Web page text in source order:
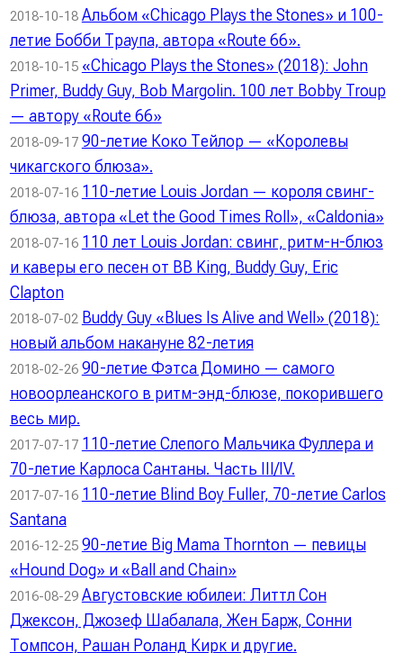
2018-10-18 Альбом «Chicago Plays the Stones» и 100-
летие Бобби Траупа, автора «Route 66».
2018-10-15 «Chicago Plays the Stones» (2018): John
Primer, Buddy Guy, Bob Margolin. 100 лет Bobby Troup
— автору «Route 66»
2018-09-17 90-летие Коко Тейлор — «Королевы
чикагского блюза».
2018-07-16 110-летие Louis Jordan — короля свинг-
блюза, автора «Let the Good Times Roll», «Caldonia»
2018-07-16 110 лет Louis Jordan: свинг, ритм-н-блюз
и каверы его песен от BB King, Buddy Guy, Eric
Clapton
2018-07-02 Buddy Guy «Blues Is Alive and Well» (2018):
новый альбом накануне 82-летия
2018-02-26 90-летие Фэтса Домино — самого
новоорлеанского в ритм-энд-блюзе, покорившего
весь мир.
2017-07-17 110-летие Слепого Мальчика Фуллера и
70-летие Карлоса Сантаны. Часть III/IV.
2017-07-16 110-летие Blind Boy Fuller, 70-летие Carlos
Santana
2016-12-25 90-летие Big Mama Thornton — певицы
«Hound Dog» и «Ball and Chain»
2016-08-29 Августовские юбилеи: Литтл Сон
Джексон, Джозеф Шабалала, Жен Барж, Сонни
Томпсон, Рашан Роланд Кирк и другие.